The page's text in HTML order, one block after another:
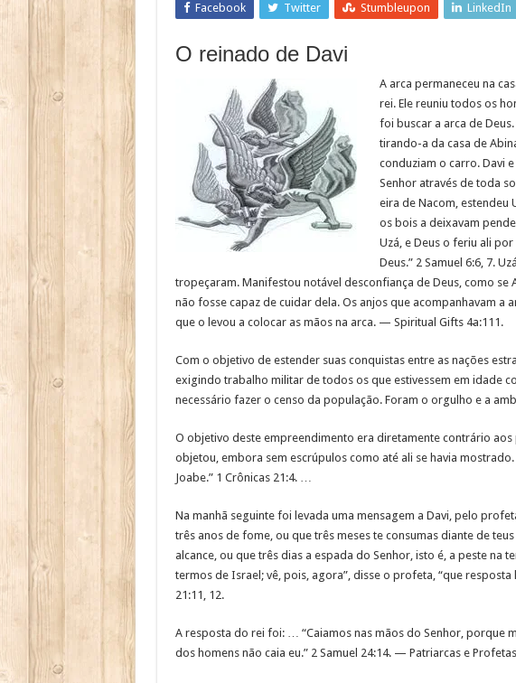
Facebook Twitter Stumbleupon LinkedIn
O reinado de Davi
A arca permaneceu na
rei. Ele reuniu todos os
foi buscar a arca de
tirando-a da casa de
conduziam o carro. Davi
Senhor através de toda
eira de Nacom, estendeu
os bois a deixavam
Uzá, e Deus o feriu ali
Deus.” 2 Samuel 6:6, 7.
tropeçaram. Manifestou notável desconfiança de Deus, como
não fosse capaz de cuidar dela. Os anjos que acompanhavam a
que o levou a colocar as mãos na arca. — Spiritual Gifts 4a:111.
Com o objetivo de estender suas conquistas entre as nações
exigindo trabalho militar de todos os que estivessem em idade
necessário fazer o censo da população. Foram o orgulho e a
O objetivo deste empreendimento era diretamente contrário
objetou, embora sem escrúpulos como até ali se havia
Joabe.” 1 Crônicas 21:4. …
Na manhã seguinte foi levada uma mensagem a Davi, pelo
três anos de fome, ou que três meses te consumas diante de
alcance, ou que três dias a espada do Senhor, isto é, a peste na
termos de Israel; vê, pois, agora”, disse o profeta, “que resposta
21:11, 12.
A resposta do rei foi: … “Caiamos nas mãos do Senhor, porque
dos homens não caia eu.” 2 Samuel 24:14. — Patriarcas e